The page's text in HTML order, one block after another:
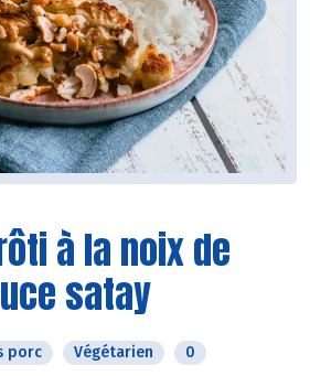
à la noix de
satay
porc Végétarien 0